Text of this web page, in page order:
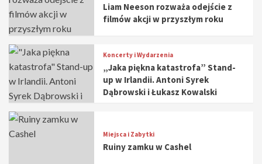
Liam Neeson rozważa odejście z
filmów akcji w przyszłym roku
Koncerty i Wydarzenia
„Jaka piękna katastrofa” Stand-
up w Irlandii. Antoni Syrek
Dąbrowski i Łukasz Kowalski
Miejsca i Zabytki
Ruiny zamku w Cashel